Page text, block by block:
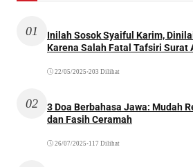
01
Inilah Sosok Syaiful Karim,
Karena Salah Fatal Tafsiri Surat
22/05/2025 •203 Dilihat
02
3 Doa Berbahasa Jawa: Mudah
dan Fasih Ceramah
26/07/2025 •117 Dilihat